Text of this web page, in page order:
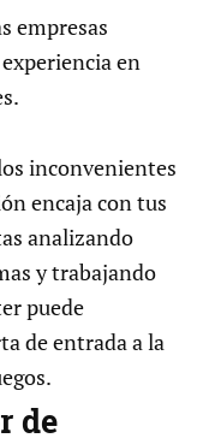
empresas
en
inconvenientes
encaja con tus
analizando
y trabajando
puede
de entrada a la
de